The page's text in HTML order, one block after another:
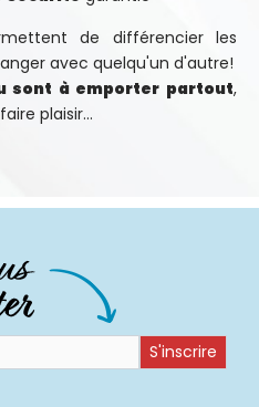
de différencier les
avec quelqu'un d'autre!
sont à emporter partout,
plaisir...
S'inscrire